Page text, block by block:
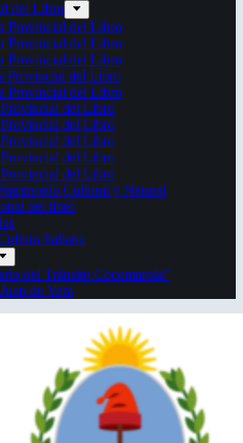
del Libro
Provincial del Libro
Provincial del Libro
Provincial del Libro
Provincial del Libro
Provincial del Libro
Provincial del Libro
Provincial del Libro
Provincial del Libro
Provincial del Libro
Provincial del Libro
Cultural y Natural
del libro
Italiana
del Tránsito Cocomarola”
de Vera